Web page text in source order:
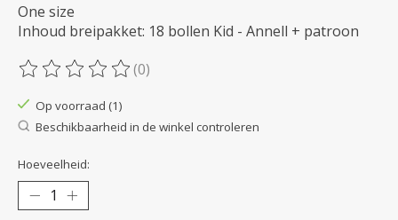
One size
Inhoud breipakket: 18 bollen Kid - Annell + patroon
De beoordeling van dit product is
(0)
Op voorraad (1)
Beschikbaarheid in de winkel controleren
Hoeveelheid: